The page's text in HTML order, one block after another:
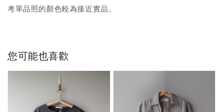
考單品照的顏色較為接近實品。
您可能也喜歡